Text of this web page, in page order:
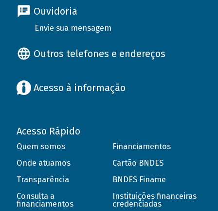
Ouvidoria
Envie sua mensagem
Outros telefones e endereços
Acesso à informação
Acesso Rápido
Quem somos
Onde atuamos
Transparência
Consulta a
financiamentos
Financiamentos
Cartão BNDES
BNDES Finame
Instituições financeiras
credenciadas